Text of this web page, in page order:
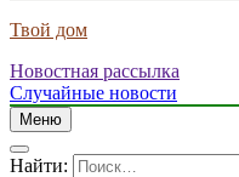
Твой дом
Новостная рассылка
Случайные новости
Меню
Найти: